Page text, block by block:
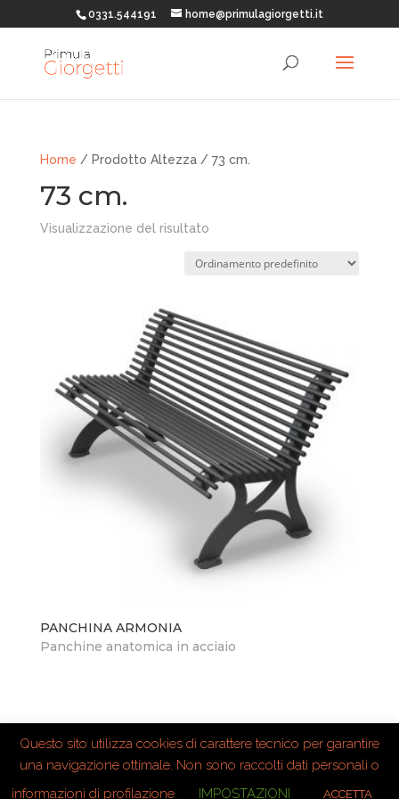
0331.544191 home@primulagiorgetti.it
Home / Prodotto Altezza / 73 cm.
73 cm.
Visualizzazione del risultato
PANCHINA ARMONIA
Panchine anatomica in acciaio
Questo sito utilizza cookies di carattere tecnico per garantire
una navigazione ottimale. Non sono raccolti dati personali o
informazioni di profilazione.
IMPOSTAZIONI ACCETTA